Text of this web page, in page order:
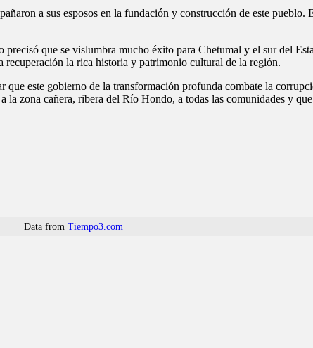
a sus esposos en la fundación y construcción de este pueblo.
que se vislumbra mucho éxito para Chetumal y el sur del
recuperación la rica historia y patrimonio cultural de la región.
este gobierno de la transformación profunda combate la
zona cañera, ribera del Río Hondo, a todas las comunidades y
Data from Tiempo3.com